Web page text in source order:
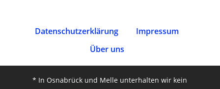
Datenschutz­erklärung
Impressum
Über uns
* In Osnabrück und Melle unterhalten wir kein